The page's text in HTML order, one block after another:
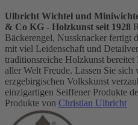
Ulbricht Wichtel und
& Co KG - Holzkunst seit 1928
Bäckerengel, Nussknacker fertigt
mit viel Leidenschaft und
traditionsreiche Holzkunst
aller Welt Freude. Lassen Sie sich
erzgebirgischen Volkskunst
einzigartigen Seiffener Produkte
Produkte von Christian Ulbricht